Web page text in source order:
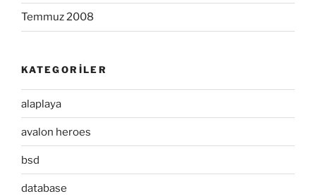
Temmuz 2008
KATEGORILER
alaplaya
avalon heroes
bsd
database